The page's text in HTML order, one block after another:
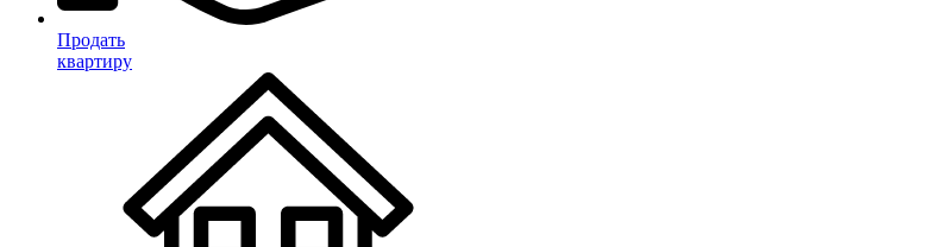
Продать
квартиру